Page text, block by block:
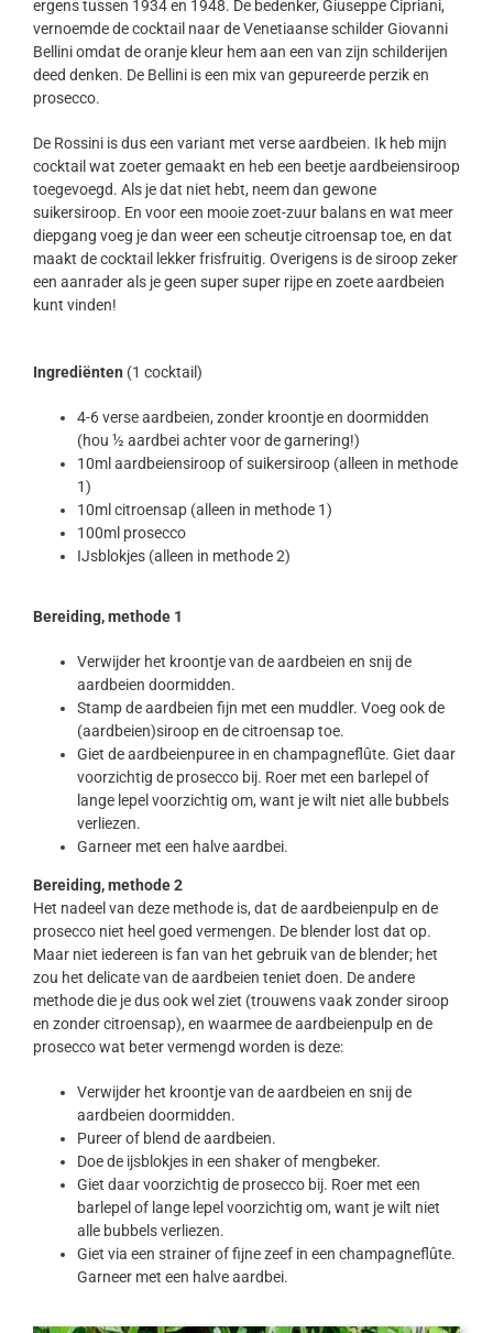
ergens tussen 1934 en 1948. De bedenker, Giuseppe Cipriani,
vernoemde de cocktail naar de Venetiaanse schilder Giovanni
Bellini omdat de oranje kleur hem aan een van zijn schilderijen
deed denken. De Bellini is een mix van gepureerde perzik en
prosecco.
De Rossini is dus een variant met verse aardbeien. Ik heb mijn
cocktail wat zoeter gemaakt en heb een beetje aardbeiensiroop
toegevoegd. Als je dat niet hebt, neem dan gewone
suikersiroop. En voor een mooie zoet-zuur balans en wat meer
diepgang voeg je dan weer een scheutje citroensap toe, en dat
maakt de cocktail lekker frisfruitig. Overigens is de siroop zeker
een aanrader als je geen super super rijpe en zoete aardbeien
kunt vinden!
Ingrediënten (1 cocktail)
4-6 verse aardbeien, zonder kroontje en doormidden
(hou ½ aardbei achter voor de garnering!)
10ml aardbeiensiroop of suikersiroop (alleen in methode
1)
10ml citroensap (alleen in methode 1)
100ml prosecco
IJsblokjes (alleen in methode 2)
Bereiding, methode 1
Verwijder het kroontje van de aardbeien en snij de
aardbeien doormidden.
Stamp de aardbeien fijn met een muddler. Voeg ook de
(aardbeien)siroop en de citroensap toe.
Giet de aardbeienpuree in en champagneflûte. Giet daar
voorzichtig de prosecco bij. Roer met een barlepel of
lange lepel voorzichtig om, want je wilt niet alle bubbels
verliezen.
Garneer met een halve aardbei.
Bereiding, methode 2
Het nadeel van deze methode is, dat de aardbeienpulp en de
prosecco niet heel goed vermengen. De blender lost dat op.
Maar niet iedereen is fan van het gebruik van de blender; het
zou het delicate van de aardbeien teniet doen. De andere
methode die je dus ook wel ziet (trouwens vaak zonder siroop
en zonder citroensap), en waarmee de aardbeienpulp en de
prosecco wat beter vermengd worden is deze:
Verwijder het kroontje van de aardbeien en snij de
aardbeien doormidden.
Pureer of blend de aardbeien.
Doe de ijsblokjes in een shaker of mengbeker.
Giet daar voorzichtig de prosecco bij. Roer met een
barlepel of lange lepel voorzichtig om, want je wilt niet
alle bubbels verliezen.
Giet via een strainer of fijne zeef in een champagneflûte.
Garneer met een halve aardbei.